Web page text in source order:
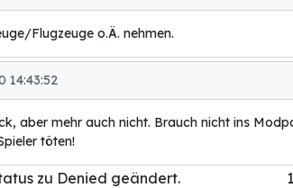
Flugzeuge o.Ä. nehmen.
14:43:52
aber mehr auch nicht. Brauch nicht ins
töten!
zu Denied geändert.